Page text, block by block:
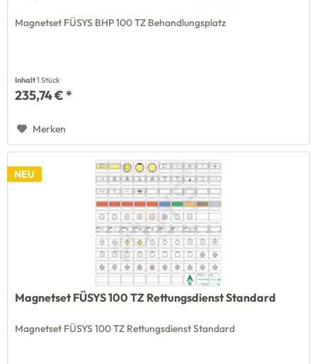
Magnetset FÜSYS BHP 100 TZ Behandlungsplatz
Inhalt1 Stück
235,74 € *
Merken
NEU
Magnetset FÜSYS 100 TZ Rettungsdienst Standard
Magnetset FÜSYS 100 TZ Rettungsdienst Standard